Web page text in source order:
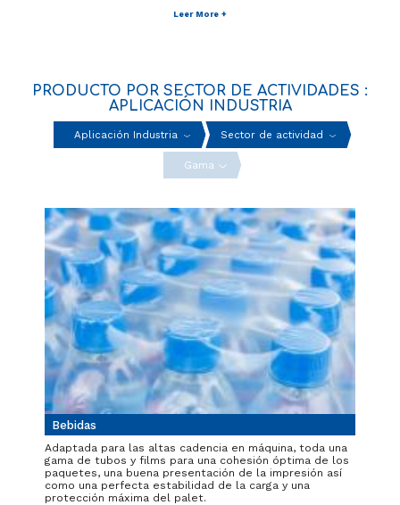
Leer More +
PRODUCTO POR SECTOR DE ACTIVIDADES :
APLICACIÓN INDUSTRIA
Aplicación Industria Sector de actividad
Gama
Bebidas
Adaptada para las altas cadencia en máquina, toda una
gama de tubos y films para una cohesión óptima de los
paquetes, una buena presentación de la impresión así
como una perfecta estabilidad de la carga y una
protección máxima del palet.